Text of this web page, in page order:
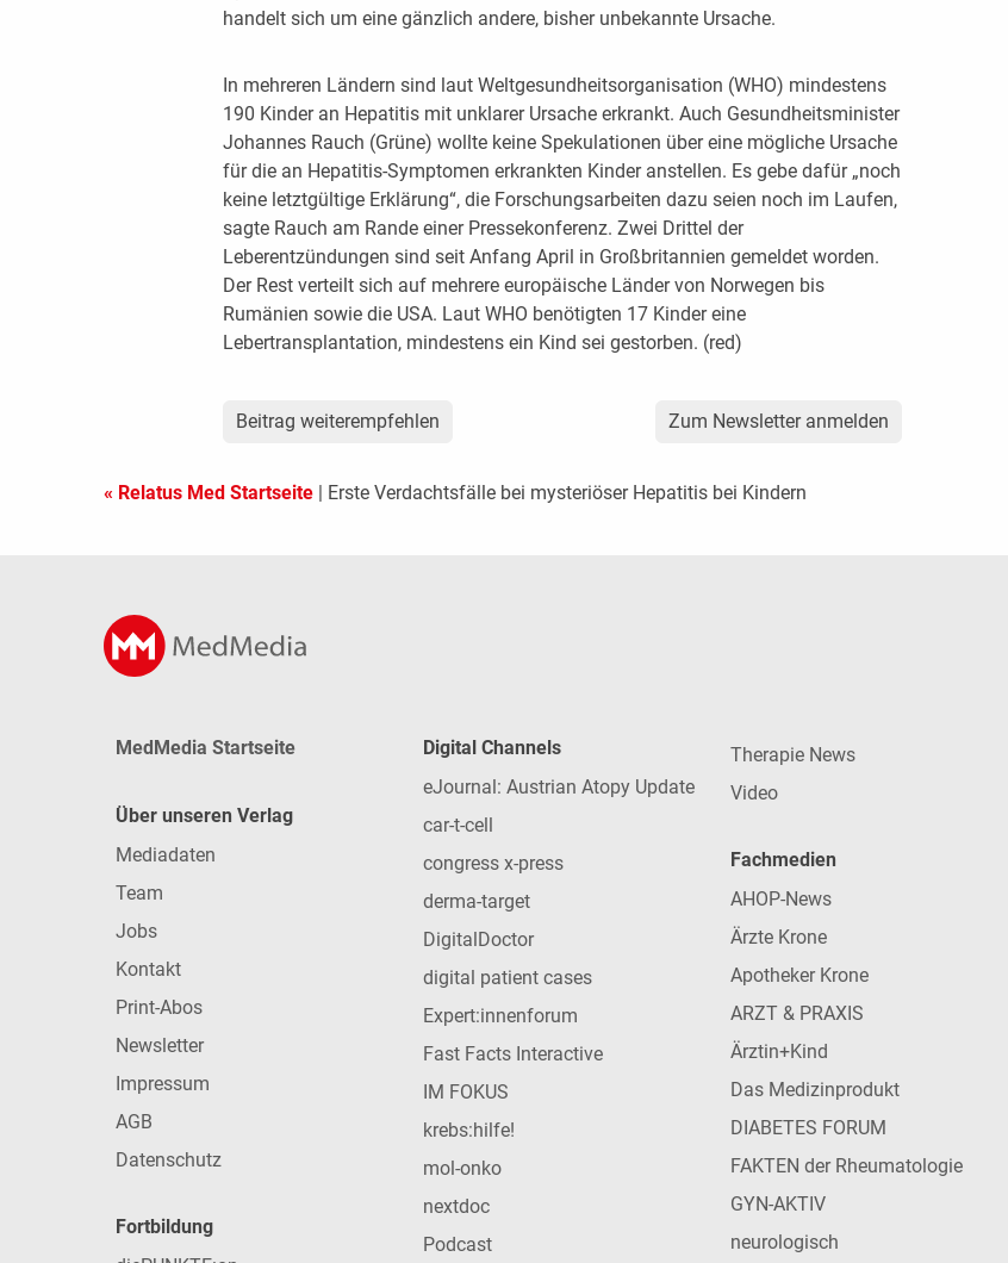
handelt sich um eine gänzlich andere, bisher unbekannte Ursache.
In mehreren Ländern sind laut Weltgesundheitsorganisation (WHO) mindestens
190 Kinder an Hepatitis mit unklarer Ursache erkrankt. Auch Gesundheitsminister
Johannes Rauch (Grüne) wollte keine Spekulationen über eine mögliche Ursache
für die an Hepatitis-Symptomen erkrankten Kinder anstellen. Es gebe dafür „noch
keine letztgültige Erklärung“, die Forschungsarbeiten dazu seien noch im Laufen,
sagte Rauch am Rande einer Pressekonferenz. Zwei Drittel der
Leberentzündungen sind seit Anfang April in Großbritannien gemeldet worden.
Der Rest verteilt sich auf mehrere europäische Länder von Norwegen bis
Rumänien sowie die USA. Laut WHO benötigten 17 Kinder eine
Lebertransplantation, mindestens ein Kind sei gestorben. (red)
Beitrag weiterempfehlen Zum Newsletter anmelden
« Relatus Med Startseite | Erste Verdachtsfälle bei mysteriöser Hepatitis bei Kindern
MedMedia Startseite
Über unseren Verlag
Mediadaten
Team
Jobs
Kontakt
Print-Abos
Newsletter
Impressum
AGB
Datenschutz
Fortbildung
Digital Channels
eJournal: Austrian Atopy Update
car-t-cell
congress x-press
derma-target
DigitalDoctor
digital patient cases
Expert:innenforum
Fast Facts Interactive
IM FOKUS
krebs:hilfe!
mol-onko
nextdoc
Podcast
Therapie News
Video
Fachmedien
AHOP-News
Ärzte Krone
Apotheker Krone
ARZT & PRAXIS
Ärztin+Kind
Das Medizinprodukt
DIABETES FORUM
FAKTEN der Rheumatologie
GYN-AKTIV
neurologisch